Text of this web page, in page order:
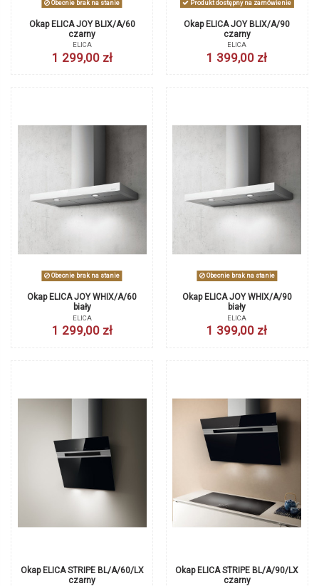
Obecnie brak na stanie
Okap ELICA JOY BLIX/A/60
czarny
ELICA
1 299,00 zł
Produkt dostępny na zamówienie
Okap ELICA JOY BLIX/A/90
czarny
ELICA
1 399,00 zł
Obecnie brak na stanie
Okap ELICA JOY WHIX/A/60
biały
ELICA
1 299,00 zł
Obecnie brak na stanie
Okap ELICA JOY WHIX/A/90
biały
ELICA
1 399,00 zł
Okap ELICA STRIPE BL/A/60/LX
czarny
Okap ELICA STRIPE BL/A/90/LX
czarny